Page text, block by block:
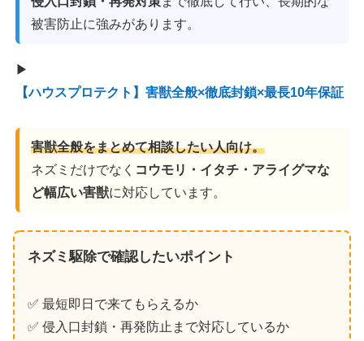
被害防止に強みがあります。
▶
【ハウスプロテクト】害獣全般×徹底封鎖×最長10年保証
害獣全般をまとめて相談したい人向け。
ネズミだけでなく コウモリ・イタチ・アライグマな
ど幅広い害獣に対応しています。
ネズミ駆除で確認したいポイント
✅ 最短即日で来てもらえるか
✅ 侵入口封鎖・再発防止まで対応しているか